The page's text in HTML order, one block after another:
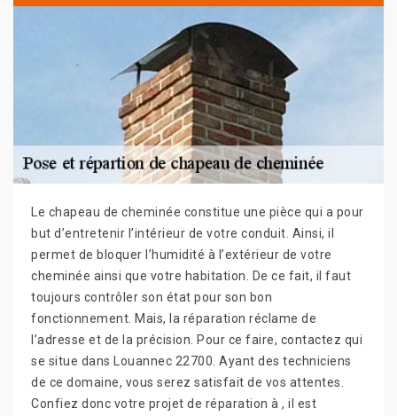
Le chapeau de cheminée constitue une pièce qui a pour
but d’entretenir l’intérieur de votre conduit. Ainsi, il
permet de bloquer l’humidité à l’extérieur de votre
cheminée ainsi que votre habitation. De ce fait, il faut
toujours contrôler son état pour son bon
fonctionnement. Mais, la réparation réclame de
l’adresse et de la précision. Pour ce faire, contactez qui
se situe dans Louannec 22700. Ayant des techniciens
de ce domaine, vous serez satisfait de vos attentes.
Confiez donc votre projet de réparation à , il est